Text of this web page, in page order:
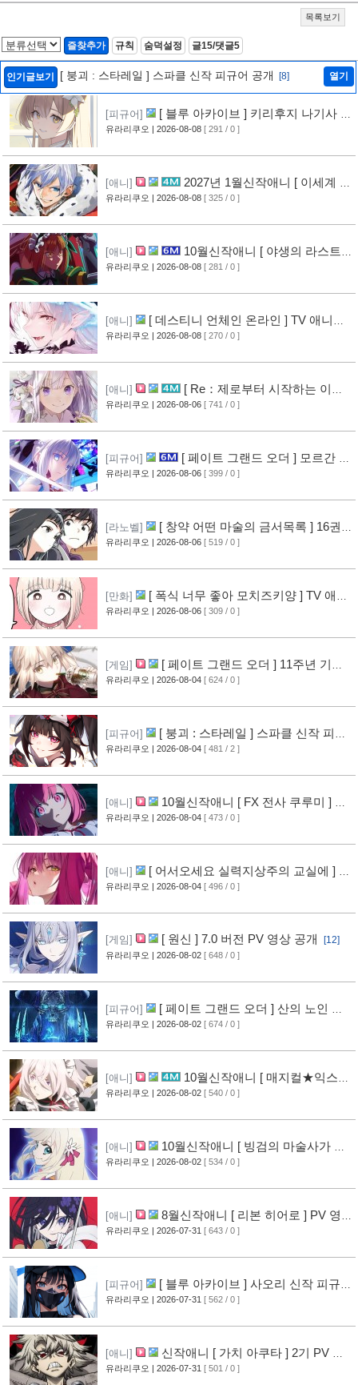
목록보기
즐찾추가 규칙 숨덕설정 글15/댓글5
인기글보기 [ 붕괴 : 스타레일 ] 스파클 신작 피규어 공개 [8] 열기
[피규어]
[ 블루 아카이브 ] 키리후지 나기사 신
작 피규어 공개 [9]
유라리쿠오 | 2026-08-08 [ 291 / 0 ]
[애니]
2027년 1월신작애니 [ 이세계 전
생 소동기 ] PV 영상 공개
유라리쿠오 | 2026-08-08 [ 325 / 0 ]
[애니]
10월신작애니 [ 야생의 라스트
보스가 나타났다! ] 2기 PV 영상 공개
유라리쿠오 | 2026-08-08 [ 281 / 0 ]
[애니]
[ 데스티니 언체인 온라인 ] TV 애니메
이션화 결정 [9]
유라리쿠오 | 2026-08-08 [ 270 / 0 ]
[애니]
[ Re：제로부터 시작하는 이세
계 생활 ] 4기 탈환편 PV 영상 공개
유라리쿠오 | 2026-08-06 [ 741 / 0 ]
[피규어]
[ 페이트 그랜드 오더 ] 모르간 르
페이 신작 피규어 공개
[10]
유라리쿠오 | 2026-08-06 [ 399 / 0 ]
[라노벨]
[ 창약 어떤 마술의 금서목록 ] 16권
표지 공개
[12]
유라리쿠오 | 2026-08-06 [ 519 / 0 ]
[만화]
[ 폭식 너무 좋아 모치즈키양 ] TV 애니
메이션화 결정 [13]
유라리쿠오 | 2026-08-06 [ 309 / 0 ]
[게임]
[ 페이트 그랜드 오더 ] 11주년 기념
영상 공개
[11]
유라리쿠오 | 2026-08-04 [ 624 / 0 ]
[피규어]
[ 붕괴 : 스타레일 ] 스파클 신작 피규
어 공개
[8]
유라리쿠오 | 2026-08-04 [ 481 / 2 ]
[애니]
10월신작애니 [ FX 전사 쿠루미 ] PV
영상 공개
[9]
유라리쿠오 | 2026-08-04 [ 473 / 0 ]
[애니]
[ 어서오세요 실력지상주의 교실에 ] 블
루레이 VOL.2 표지 공개 [10]
유라리쿠오 | 2026-08-04 [ 496 / 0 ]
[게임] [ 원신 ] 7.0 버전 PV 영상 공개 [12]
유라리쿠오 | 2026-08-02 [ 648 / 0 ]
[피규어]
[ 페이트 그랜드 오더 ] 산의 노인 신
작 피규어 공개 [17]
유라리쿠오 | 2026-08-02 [ 674 / 0 ]
[애니]
10월신작애니 [ 매지컬★익스플
로러 ] PV 영상 공개 [12]
유라리쿠오 | 2026-08-02 [ 540 / 0 ]
[애니]
10월신작애니 [ 빙검의 마술사가 세
계를 다스린다 ] 2기 PV 영상 공개
유라리쿠오 | 2026-08-02 [ 534 / 0 ]
[애니]
8월신작애니 [ 리본 히어로 ] PV 영
상 공개
[11]
유라리쿠오 | 2026-07-31 [ 643 / 0 ]
[피규어]
[ 블루 아카이브 ] 사오리 신작 피규어
공개 [10]
유라리쿠오 | 2026-07-31 [ 562 / 0 ]
[애니]
신작애니 [ 가치 아쿠타 ] 2기 PV 영
상 공개
[13]
유라리쿠오 | 2026-07-31 [ 501 / 0 ]